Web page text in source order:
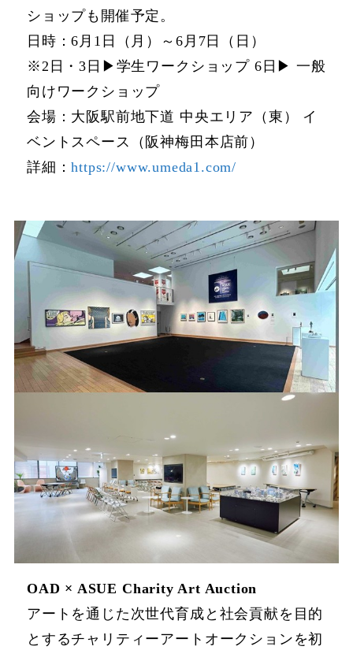
ショップも開催予定。
日時：6月1日（月）～6月7日（日）
※2日・3日▶︎学生ワークショップ 6日▶︎ 一般
向けワークショップ
会場：大阪駅前地下道 中央エリア（東） イ
ベントスペース（阪神梅田本店前）
詳細：https://www.umeda1.com/
OAD × ASUE Charity Art Auction
アートを通じた次世代育成と社会貢献を目的
とするチャリティーアートオークションを初